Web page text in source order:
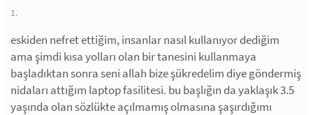
1.
eskiden nefret ettiğim, insanlar nasıl kullanıyor dediğim
ama şimdi kısa yolları olan bir tanesini kullanmaya
başladıktan sonra seni allah bize şükredelim diye göndermiş
nidaları attığım laptop fasilitesi. bu başlığın da yaklaşık 3.5
yaşında olan sözlükte açılmamış olmasına şaşırdığımı